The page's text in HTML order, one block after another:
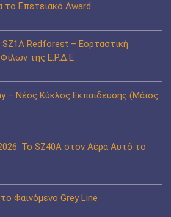
το Επετειακό Award
Redforest – Εορταστική
της Ε.Ρ.Δ.Ε.
– Νέος Κύκλος Εκπαίδευσης (Μάιος
Το SZ40A στον Αέρα Αυτό το
Φαινόμενο Grey Line